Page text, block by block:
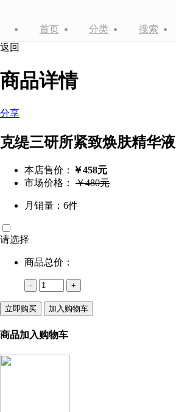
首页 分类 搜索
返回
商品详情
分享
克缇三研所紧致焕肤精华液
本店售价： ￥458元
市场价格： ￥480元
月销量：6件
请选择
商品总价：
- +
立即购买 加入购物车
商品加入购物车